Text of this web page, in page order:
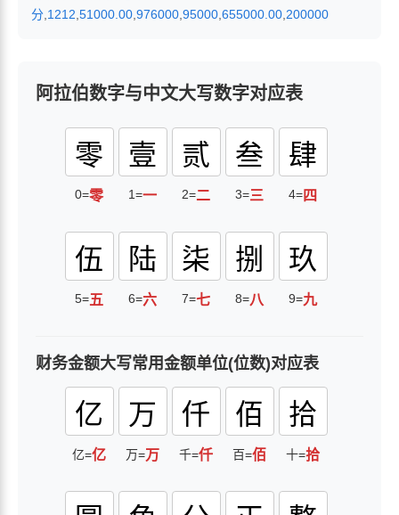
分 1212 51000.00 976000 95000 655000.00 200000
阿拉伯数字与中文大写数字对应表
零
0=零
壹
1=一
贰
2=二
叁
3=三
肆
4=四
伍
5=五
陆
6=六
柒
7=七
捌
8=八
玖
9=九
财务金额大写常用金额单位(位数)对应表
亿
亿=亿
万
万=万
仟
千=仟
佰
百=佰
拾
十=拾